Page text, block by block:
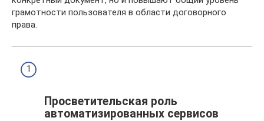
грамотности пользователя в области договорного
права.
Просветительская роль
автоматизированных сервисов